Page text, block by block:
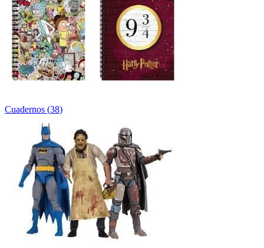
Cuadernos (38)